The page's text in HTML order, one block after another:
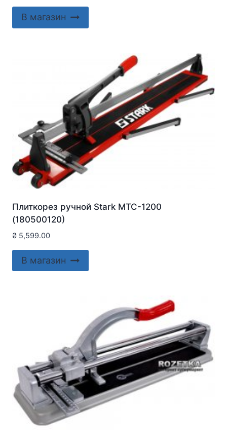
В магазин
Плиткорез ручной Stark MTC-1200
(180500120)
₴ 5,599.00
В магазин